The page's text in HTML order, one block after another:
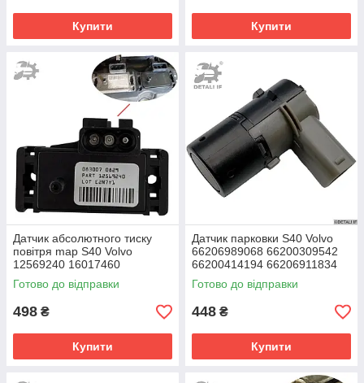
Купити Купити
Датчик абсолютного тиску
повітря map S40 Volvo
12569240 16017460
16137039
Готово до відправки
498 ₴
Купити
Датчик парковки S40 Volvo
66206989068 66200309542
66200414194 66206911834
66216938738
Готово до відправки
448 ₴
Купити